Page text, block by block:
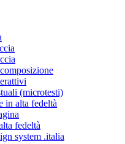
(microtesti)
in alta fedeltà
fedeltà
system .italia